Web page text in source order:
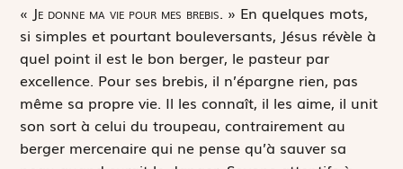
« Je donne ma vie pour mes brebis. » En quelques mots,
si simples et pourtant bouleversants, Jésus révèle à
quel point il est le bon berger, le pasteur par
excellence. Pour ses brebis, il n’épargne rien, pas
même sa propre vie. Il les connaît, il les aime, il unit
son sort à celui du troupeau, contrairement au
berger mercenaire qui ne pense qu’à sauver sa